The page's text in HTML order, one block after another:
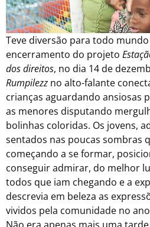
Teve diversão para todo
encerramento do projeto
dos direitos, no dia 14 de
Rumpilezz no alto-falante
crianças aguardando ansiosas
as menores disputando
bolinhas coloridas. Os jovens,
sentados nas poucas sombras
começando a se formar,
conseguir admirar, do melhor
todos que iam chegando e a
descrevia em beleza as
vividos pela comunidade no